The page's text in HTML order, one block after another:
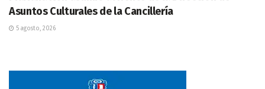
Asuntos Culturales de la Cancillería
5 agosto, 2026